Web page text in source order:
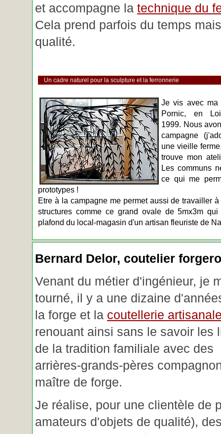
et accompagne la technique du
Cela prend parfois du temps
qualité.
Un cadre naturel pour la sculpture et la ferronnerie
Je vis avec ma
Pornic, en
1999. Nous
campagne
une vieille
trouve mon
Les communs
ce qui me
prototypes !
Etre à la campagne me permet aussi de travailler
structures comme ce grand ovale de 5mx3m
plafond du local-magasin d'un artisan fleuriste de
Bernard Delor, coutelier
Venant du métier d'ingénieur, je
tourné, il y a une dizaine
la forge et la coutellerie
renouant ainsi sans le savoir les
de la tradition familiale avec des
arrières-grands-pères
maître de forge.
Je réalise, pour une clientèle de
amateurs d'objets de qualité),